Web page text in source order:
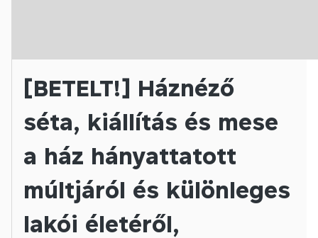
[BETELT!] Háznéző
séta, kiállítás és mese
a ház hányattatott
múltjáról és különleges
lakói életéről,